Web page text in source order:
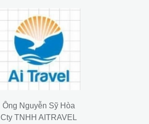
Ông Nguyễn Sỹ Hòa
Cty TNHH AITRAVEL